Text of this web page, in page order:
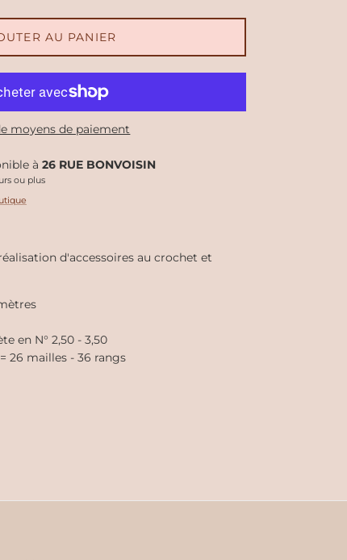
AU PANIER
moyens de paiement
à 26 RUE BONVOISIN
ou plus
d'accessoires au crochet et
en N° 2,50 - 3,50
26 mailles - 36 rangs